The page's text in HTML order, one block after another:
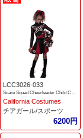
LCC3026-033
Scare Squad Cheerleader Child Costume
California Costumes
チアガール/スポーツ
6200円